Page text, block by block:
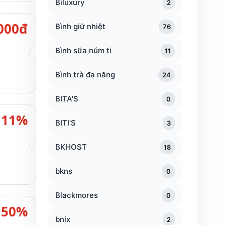
11%
50%
Biluxury 2
Bình giữ nhiệt 76
Bình sữa núm ti 11
Bình trà đa năng 24
BITA'S 0
BITI'S 3
BKHOST 18
bkns 0
Blackmores 0
bnix 2